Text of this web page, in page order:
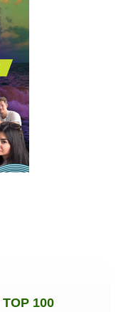
TOP 100